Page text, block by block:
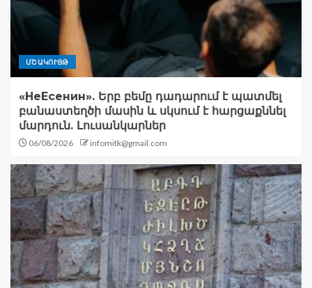
ՄՇԱԿՈՒՅԹ
«НеЕсенин». Երբ բեմը դադարում է պատմել
բանաստեղծի մասին և սկսում է հարցաքննել
մարդուն. Լուսանկարներ
06/08/2026 infomitk@gmail.com